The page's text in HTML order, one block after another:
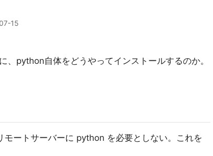
15
、python自体をどうやってインストールするのか。
ートサーバーに python を必要としない。これを